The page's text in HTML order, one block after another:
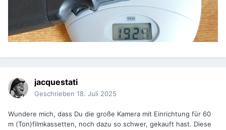
jacquestati
Geschrieben 18. Juli 2025
Wundere mich, dass Du die große Kamera mit Einrichtung für 60
m (Ton)filmkassetten, noch dazu so schwer, gekauft hast. Diese